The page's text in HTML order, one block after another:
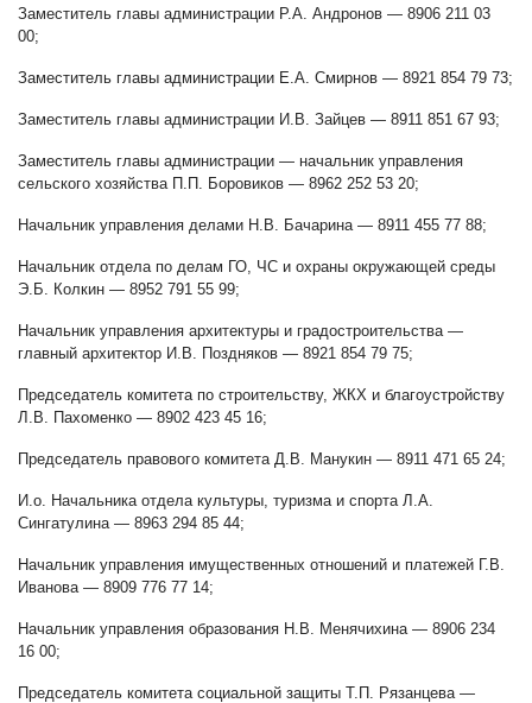
Заместитель главы администрации Р.А. Андронов — 8906 211 03
00;
Заместитель главы администрации Е.А. Смирнов — 8921 854 79 73;
Заместитель главы администрации И.В. Зайцев — 8911 851 67 93;
Заместитель главы администрации — начальник управления
сельского хозяйства П.П. Боровиков — 8962 252 53 20;
Начальник управления делами Н.В. Бачарина — 8911 455 77 88;
Начальник отдела по делам ГО, ЧС и охраны окружающей среды
Э.Б. Колкин — 8952 791 55 99;
Начальник управления архитектуры и градостроительства —
главный архитектор И.В. Поздняков — 8921 854 79 75;
Председатель комитета по строительству, ЖКХ и благоустройству
Л.В. Пахоменко — 8902 423 45 16;
Председатель правового комитета Д.В. Манукин — 8911 471 65 24;
И.о. Начальника отдела культуры, туризма и спорта Л.А.
Сингатулина — 8963 294 85 44;
Начальник управления имущественных отношений и платежей Г.В.
Иванова — 8909 776 77 14;
Начальник управления образования Н.В. Менячихина — 8906 234
16 00;
Председатель комитета социальной защиты Т.П. Рязанцева —